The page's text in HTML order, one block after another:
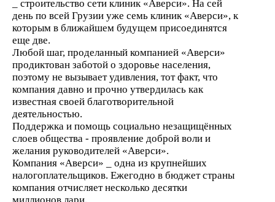
_ строительство сети клиник «Аверси». На сей
день по всей Грузии уже семь клиник «Аверси», к
которым в ближайшем будущем присоединятся
еще две.
Любой шаг, проделанный компанией «Аверси»
продиктован заботой о здоровье населения,
поэтому не вызывает удивления, тот факт, что
компания давно и прочно утвердилась как
известная своей благотворительной
деятельностью.
Поддержка и помощь социально незащищённых
слоев общества - проявление доброй воли и
желания руководителей «Аверси».
Компания «Аверси» _ одна из крупнейших
налогоплательщиков. Ежегодно в бюджет страны
компания отчисляет несколько десятки
миллионов лари.